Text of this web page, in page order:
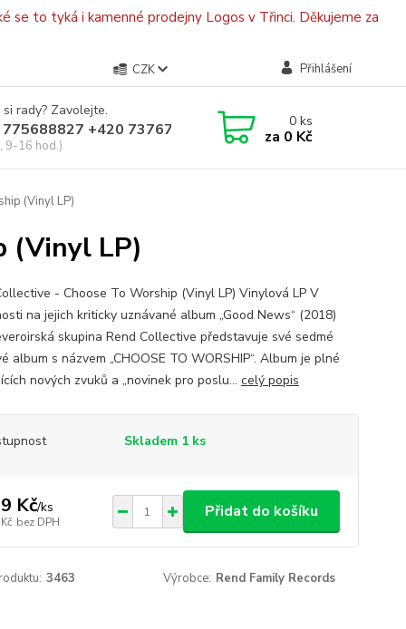
se to tyká i kamenné prodejny Logos v Třinci. Děkujeme za
CZK Přihlášení
rady? Zavolejte.
+420 737670415
9-16 hod.)
0ks
za 0 Kč
(Vinyl LP)
(Vinyl LP)
- Choose To Worship (Vinyl LP) Vinylová LP V
na jejich kriticky uznávané album „Good News“ (2018)
skupina Rend Collective představuje své sedmé
album s názvem „CHOOSE TO WORSHIP“. Album je plné
nových zvuků a „novinek pro poslu... celý popis
Skladem 1 ks
Kč/ks
bez DPH
Přidat do košíku
3463 Výrobce: Rend Family Records